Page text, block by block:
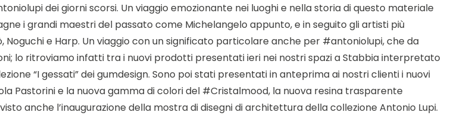
dei giorni scorsi. Un viaggio emozionante nei luoghi e nella storia di questo materiale
i grandi maestri del passato come Michelangelo appunto, e in seguito gli artisti più
e Harp. Un viaggio con un significato particolare anche per #antoniolupi, che da
lo ritroviamo infatti tra i nuovi prodotti presentati ieri nei nostri spazi a Stabbia interpretato
“I gessati” dei gumdesign. Sono poi stati presentati in anteprima ai nostri clienti i nuovi
Pastorini e la nuova gamma di colori del #Cristalmood, la nuova resina trasparente
anche l’inaugurazione della mostra di disegni di architettura della collezione Antonio Lupi.